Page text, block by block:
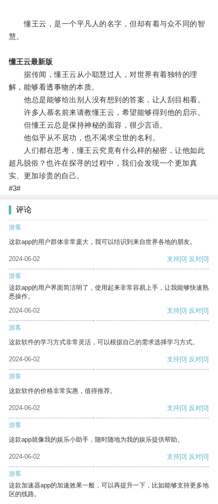
懂王云，是一个平凡人的名字，但却有着与众不同的智
慧。
懂王云最新版
据传闻，懂王云从小聪慧过人，对世界有着独特的理
解，能够看透事物的本质。
他总是能够给出别人没有想到的答案，让人刮目相看。
许多人慕名前来请教懂王云，希望能够得到他的启示。
但懂王云总是保持神秘的面容，很少言语。
他似乎从不居功，也不渴求尘世的名利。
人们都在思考，懂王云究竟有什么样的秘密，让他如此
超凡脱俗？也许在探寻的过程中，我们会发现一个更加真
实、更加珍贵的自己。
#3#
评论
游客
这款app的用户群体非常庞大，我可以结识到来自世界各地的朋友。
2024-06-02 支持[0] 反对[0]
游客
这款app的用户界面简洁明了，使用起来非常容易上手，让我能够快速熟
悉操作。
2024-06-02
支持[0] 反对[0]
游客
这款软件的学习方式非常灵活，可以根据自己的需求选择学习方式。
2024-06-02 支持[0] 反对[0]
游客
这款软件的价格非常实惠，值得推荐。
2024-06-02 支持[0] 反对[0]
游客
这款app就像我的娱乐小助手，随时随地为我的娱乐提供帮助。
2024-06-02 支持[0] 反对[0]
游客
这款加速器app的加速效果一般，可以再提升一下，比如能够支持更多地
区的线路。